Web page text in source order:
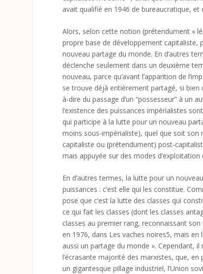
avait qualifié en 1946 de bureaucratique,
Alors, selon cette notion (prétendument «
propre base de développement capitaliste,
nouveau partage du monde. En d’autres
déclenche seulement dans un deuxième
nouveau, parce qu’avant l’apparition de
se trouve déjà entièrement partagé, si bien
à-dire du passage d’un “possesseur” à un
l’existence des puissances impérialistes
qui participe à la lutte pour un nouveau
moins sous-impérialiste), quel que soit
capitaliste ou (prétendument) post-
mais appuyée sur des modes
En d’autres termes, la lutte pour un
puissances : c’est elle qui les constitue.
pose que c’est la lutte des classes qui
ce qui fait les classes (dont les classes
classes au premier rang, reconnaissant
en 1976, dans Les vaches noires5, mais en
aussi un partage du monde ». Cependant,
l’écrasante majorité des marxistes, que,
un gigantesque pillage industriel, l’Union